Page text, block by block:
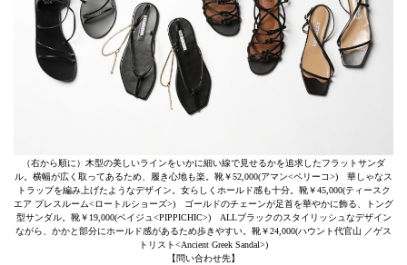
（右から順に）木型の美しいラインをいかに細い線で見せるかを追求したフラットサンダ
ル。横幅が広く取ってあるため、履き心地も楽。靴￥52,000(アマン<ペリーコ>) 華しゃなス
トラップを編み上げたようなデザイン。女らしくホールド感も十分。靴￥45,000(ティースク
エア プレスルーム<ロートルショーズ>) ゴールドのチェーンが足首を華やかに飾る、トング
型サンダル。靴￥19,000(ベイジュ<PIPPICHIC>) ALLブラックのスタイリッシュなデザイン
ながら、かかと部分にホールド感があるため歩きやすい。靴￥24,000(ハウント代官山 ／ゲス
トリスト<Ancient Greek Sandal>)
【問い合わせ先】